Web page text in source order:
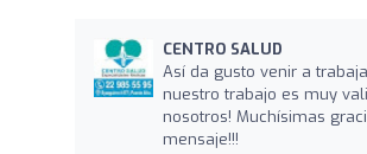
CENTRO SALUD
Así da gusto venir a
nuestro trabajo es muy
nosotros! Muchísimas
mensaje!!!